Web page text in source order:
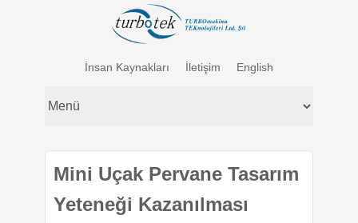
İnsan Kaynakları İletişim English
Mini Uçak Pervane Tasarım
Yeteneği Kazanılması